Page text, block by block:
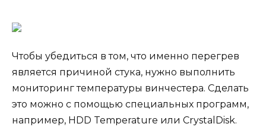
Чтобы убедиться в том, что именно перегрев
является причиной стука, нужно выполнить
мониторинг температуры винчестера. Сделать
это можно с помощью специальных программ,
например, HDD Temperature или CrystalDisk.